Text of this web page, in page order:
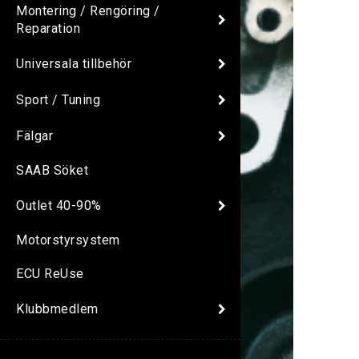
Montering / Rengöring /
Reparation
Universala tillbehör
Sport / Tuning
Fälgar
SAAB Söket
Outlet 40-90%
Motorstyrsystem
ECU ReUse
Klubbmedlem